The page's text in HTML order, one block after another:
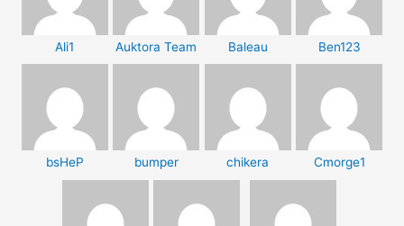
Ali1 Auktora Team Baleau Ben123
bsHeP bumper chikera Cmorge1